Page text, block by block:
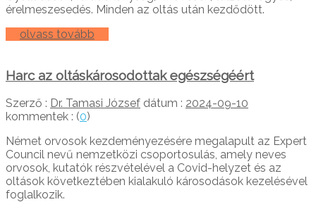
érelmeszesedés. Minden az oltás után kezdődött.
olvass tovább
Harc az oltáskárosodottak egészségéért
Szerző : Dr. Tamasi József dátum : 2024-09-10
kommentek : (0)
Német orvosok kezdeményezésére megalapult az Expert
Council nevű nemzetközi csoportosulás, amely neves
orvosok, kutatók részvételével a Covid-helyzet és az
oltások következtében kialakuló károsodások kezelésével
foglalkozik.